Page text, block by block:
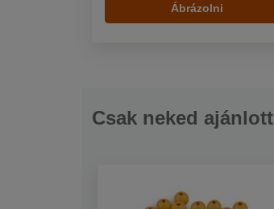
Ábrázolni
Csak neked ajánlott